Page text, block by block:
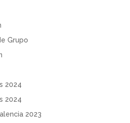
Grupo
2024
2024
2023